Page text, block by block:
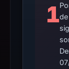
1